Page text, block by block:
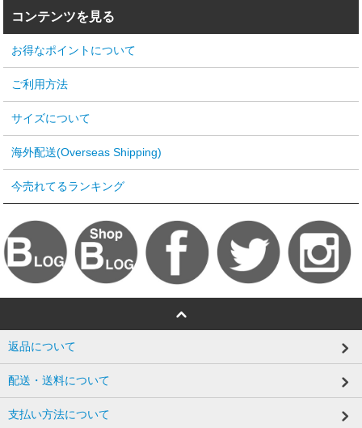
コンテンツを見る
お得なポイントについて
ご利用方法
サイズについて
海外配送(Overseas Shipping)
今売れてるランキング
返品について
配送・送料について
支払い方法について